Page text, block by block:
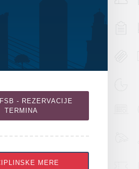
- REZERVACIJE
TERMINA
MERE